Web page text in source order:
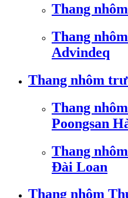
Thang
Thang
Advindeq
Thang nhôm
Thang
Poongsan
Thang
Đài Loan
Thang nhôm